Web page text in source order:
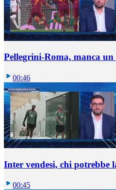
Pellegrini-Roma, manca
00:46
Inter vendesi, chi potrebbe
00:45